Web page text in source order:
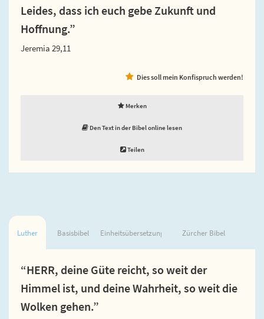
Leides, dass ich euch gebe Zukunft und
Hoffnung.”
Jeremia 29,11
Dies soll mein Konfispruch werden!
Merken
Den Text in der Bibel online lesen
Teilen
Luther Basisbibel Einheitsübersetzung Zürcher Bibel
“HERR, deine Güte reicht, so weit der
Himmel ist, und deine Wahrheit, so weit die
Wolken gehen.”